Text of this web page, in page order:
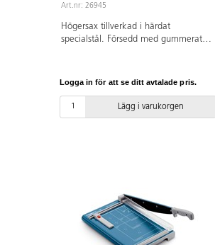
Art.nr: 26945
Högersax tillverkad i härdat
specialstål. Försedd med gummerat
Logga in för att se ditt avtalade pris.
Lägg i varukorgen